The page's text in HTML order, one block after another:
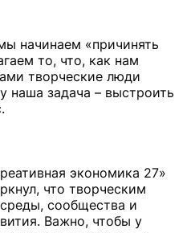
начинаем «причинять
то, что, как нам
творческие люди
наша задача – выстроить
экономика 27»
что творческим
сообщества и
Важно, чтобы у